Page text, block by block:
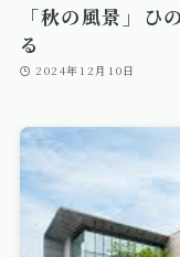
「秋の風景」ひ
る
2024年12月10日